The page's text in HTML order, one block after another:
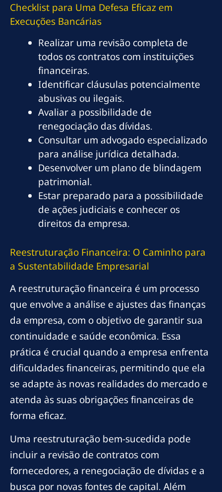
Checklist para Uma Defesa Eficaz em
Execuções Bancárias
Realizar uma revisão completa de
todos os contratos com instituições
financeiras.
Identificar cláusulas potencialmente
abusivas ou ilegais.
Avaliar a possibilidade de
renegociação das dívidas.
Consultar um advogado especializado
para análise jurídica detalhada.
Desenvolver um plano de blindagem
patrimonial.
Estar preparado para a possibilidade
de ações judiciais e conhecer os
direitos da empresa.
Reestruturação Financeira: O Caminho para
a Sustentabilidade Empresarial
A reestruturação financeira é um processo
que envolve a análise e ajustes das finanças
da empresa, com o objetivo de garantir sua
continuidade e saúde econômica. Essa
prática é crucial quando a empresa enfrenta
dificuldades financeiras, permitindo que ela
se adapte às novas realidades do mercado e
atenda às suas obrigações financeiras de
forma eficaz.
Uma reestruturação bem-sucedida pode
incluir a revisão de contratos com
fornecedores, a renegociação de dívidas e a
busca por novas fontes de capital. Além